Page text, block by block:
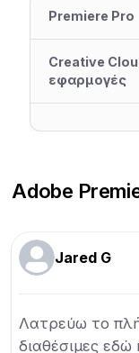
Premiere Pro
Creative
εφαρμογές
Adobe
Jared G
Λατρεύω το
διαθέσιμες εδώ